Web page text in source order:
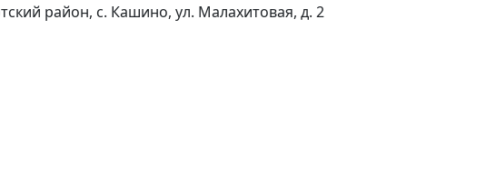
район, с. Кашино, ул. Малахитовая, д. 2